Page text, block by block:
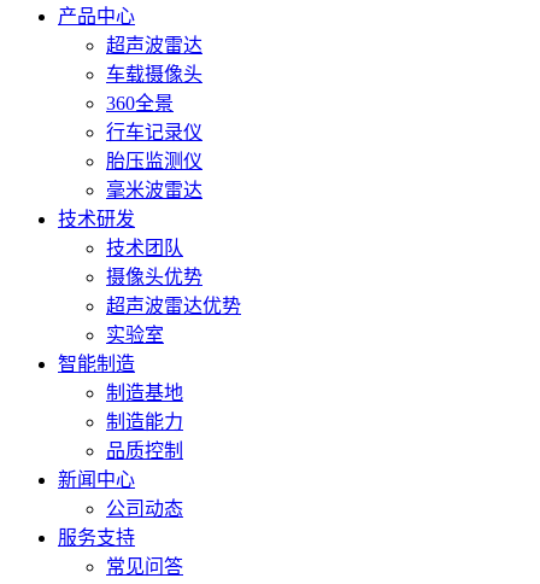
产品中心
超声波雷达
车载摄像头
360全景
行车记录仪
胎压监测仪
毫米波雷达
技术研发
技术团队
摄像头优势
超声波雷达优势
实验室
智能制造
制造基地
制造能力
品质控制
新闻中心
公司动态
服务支持
常见问答